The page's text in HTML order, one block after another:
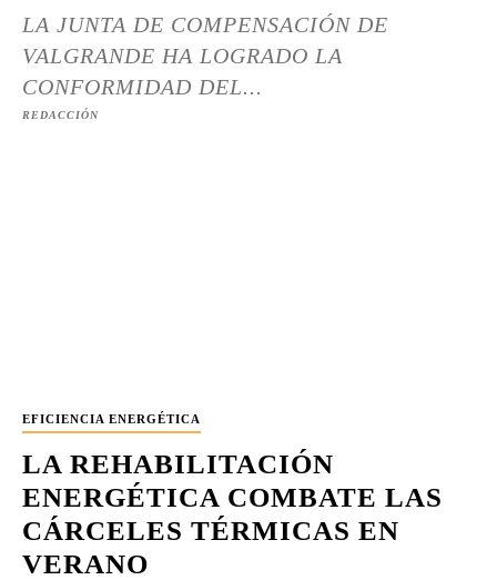
LA JUNTA DE COMPENSACIÓN DE
VALGRANDE HA LOGRADO LA
CONFORMIDAD DEL...
REDACCIÓN
EFICIENCIA ENERGÉTICA
LA REHABILITACIÓN
ENERGÉTICA COMBATE LAS
CÁRCELES TÉRMICAS EN
VERANO